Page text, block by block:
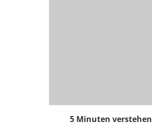
5 Minuten verstehen